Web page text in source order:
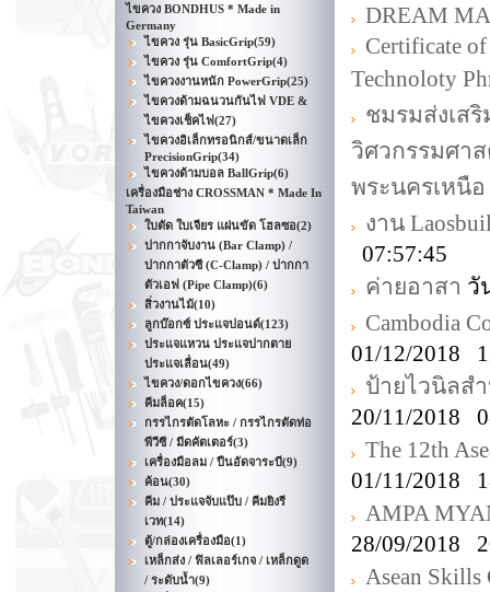
ไขควง BONDHUS * Made in
Germany
ไขควง รุ่น BasicGrip(59)
ไขควง รุ่น ComfortGrip(4)
ไขควงงานหนัก PowerGrip(25)
ไขควงด้ามฉนวนกันไฟ VDE &
ไขควงเช็คไฟ(27)
ไขควงอิเล็กทรอนิกส์/ขนาดเล็ก
PrecisionGrip(34)
ไขควงด้ามบอล BallGrip(6)
เครื่องมือช่าง CROSSMAN * Made In
Taiwan
ใบตัด ใบเจียร แผ่นขัด โฮลซอ(2)
ปากกาจับงาน (Bar Clamp) /
ปากกาตัวซี (C-Clamp) / ปากกา
ตัวเอฟ (Pipe Clamp)(6)
สิ่วงานไม้(10)
ลูกบ๊อกซ์ ประแจปอนด์(123)
ประแจแหวน ประแจปากตาย
ประแจเลื่อน(49)
ไขควง/ดอกไขควง(66)
คีมล็อค(15)
กรรไกรตัดโลหะ / กรรไกรตัดท่อ
พีวีซี / มีดคัตเตอร์(3)
เครื่องมือลม / ปืนอัดจาระบี(9)
ค้อน(30)
คีม / ประแจจับแป๊บ / คีมยิงรี
เวท(14)
ตู้/กล่องเครื่องมือ(1)
เหล็กส่ง / ฟิลเลอร์เกจ / เหล็กดูด
/ ระดับน้ำ(9)
DREAM
Certificate
Technoloty
ชมรมส่งเส
วิศวกรรมศา
พระนครเหนือ
งาน
07:57:45
ค่ายอาสา วั
Cambodia
01/12/2018
ป้ายไวนิลส
20/11/2018
The 12th
01/11/2018
AMPA
28/09/2018
Asean Skills